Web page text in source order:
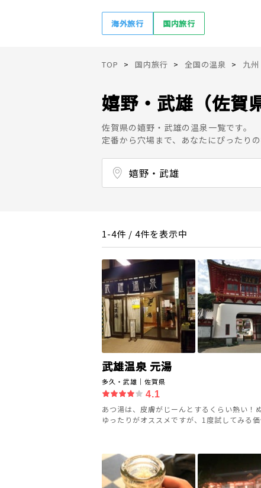
海外旅行 国内旅行
TOP 国内旅行 全国の温泉 九州
嬉野・武雄（佐賀
佐賀県の嬉野・武雄の温泉一覧です。
定番から穴場まで、あなたにぴったり
嬉野・武雄
1-4件 / 4件を表示中
武雄温泉 元湯
多久・武雄｜佐賀県
4.1
あつ湯は、皮膚がじーんとするくらい熱い！
ゆったりがオススメですが、1度試してみる